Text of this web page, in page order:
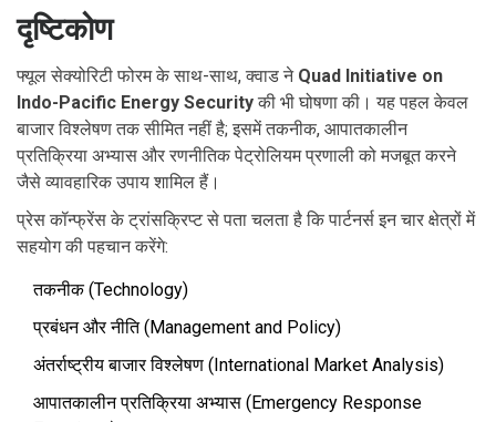
दृष्टिकोण
फ्यूल सेक्योरिटी फोरम के साथ-साथ, क्वाड ने Quad Initiative on
Indo-Pacific Energy Securityकी भी घोषणा की। यह पहल केवल
बाजार विश्लेषण तक सीमित नहीं है; इसमें तकनीक, आपातकालीन
प्रतिक्रिया अभ्यास और रणनीतिक पेट्रोलियम प्रणाली को मजबूत करने
जैसे व्यावहारिक उपाय शामिल हैं।
प्रेस कॉन्फ्रेंस के ट्रांसक्रिप्ट से पता चलता है कि पार्टनर्स इन चार क्षेत्रों में
सहयोग की पहचान करेंगे:
तकनीक (Technology)
प्रबंधन और नीति (Management and Policy)
अंतर्राष्ट्रीय बाजार विश्लेषण (International Market Analysis)
आपातकालीन प्रतिक्रिया अभ्यास (Emergency Response